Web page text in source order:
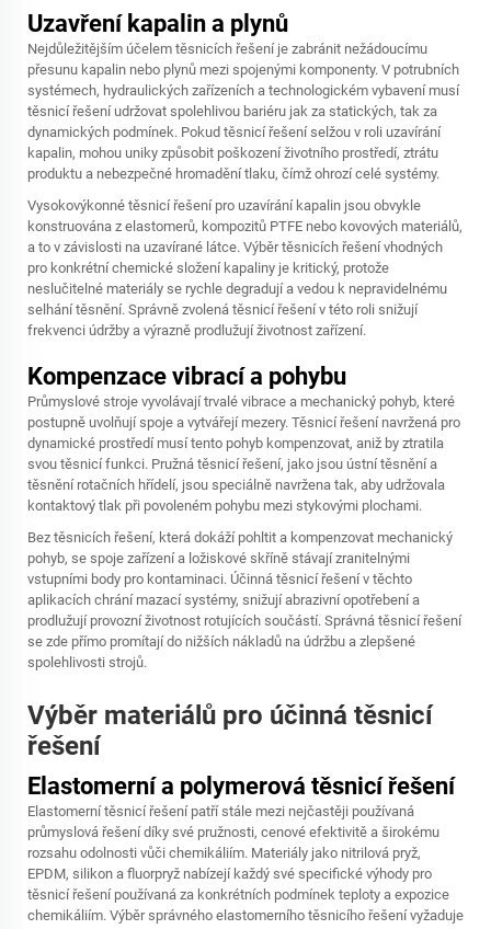
Uzavření kapalin a plynů
Nejdůležitějším účelem těsnicích řešení je zabránit nežádoucímu
přesunu kapalin nebo plynů mezi spojenými komponenty. V potrubních
systémech, hydraulických zařízeních a technologickém vybavení musí
těsnicí řešení udržovat spolehlivou bariéru jak za statických, tak za
dynamických podmínek. Pokud těsnicí řešení selžou v roli uzavírání
kapalin, mohou uniky způsobit poškození životního prostředí, ztrátu
produktu a nebezpečné hromadění tlaku, čímž ohrozí celé systémy.
Vysokovýkonné těsnicí řešení pro uzavírání kapalin jsou obvykle
konstruována z elastomerů, kompozitů PTFE nebo kovových materiálů,
a to v závislosti na uzavírané látce. Výběr těsnicích řešení vhodných
pro konkrétní chemické složení kapaliny je kritický, protože
neslučitelné materiály se rychle degradují a vedou k nepravidelnému
selhání těsnění. Správně zvolená těsnicí řešení v této roli snižují
frekvenci údržby a výrazně prodlužují životnost zařízení.
Kompenzace vibrací a pohybu
Průmyslové stroje vyvolávají trvalé vibrace a mechanický pohyb, které
postupně uvolňují spoje a vytvářejí mezery. Těsnicí řešení navržená pro
dynamické prostředí musí tento pohyb kompenzovat, aniž by ztratila
svou těsnicí funkci. Pružná těsnicí řešení, jako jsou ústní těsnění a
těsnění rotačních hřídelí, jsou speciálně navržena tak, aby udržovala
kontaktový tlak při povoleném pohybu mezi stykovými plochami.
Bez těsnicích řešení, která dokáží pohltit a kompenzovat mechanický
pohyb, se spoje zařízení a ložiskové skříně stávají zranitelnými
vstupními body pro kontaminaci. Účinná těsnicí řešení v těchto
aplikacích chrání mazací systémy, snižují abrazivní opotřebení a
prodlužují provozní životnost rotujících součástí. Správná těsnicí řešení
se zde přímo promítají do nižších nákladů na údržbu a zlepšené
spolehlivosti strojů.
Výběr materiálů pro účinná těsnicí
řešení
Elastomerní a polymerová těsnicí řešení
Elastomerní těsnicí řešení patří stále mezi nejčastěji používaná
průmyslová řešení díky své pružnosti, cenové efektivitě a širokému
rozsahu odolnosti vůči chemikáliím. Materiály jako nitrilová pryž,
EPDM, silikon a fluorpryž nabízejí každý své specifické výhody pro
těsnicí řešení používaná za konkrétních podmínek teploty a expozice
chemikáliím. Výběr správného elastomerního těsnicího řešení vyžaduje